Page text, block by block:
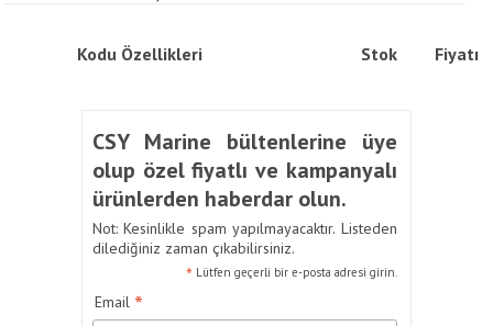
Kodu Özellikleri Stok Fiyatı
CSY Marine bültenlerine üye
olup özel fiyatlı ve kampanyalı
ürünlerden haberdar olun.
Not: Kesinlikle spam yapılmayacaktır. Listeden
dilediğiniz zaman çıkabilirsiniz.
* Lütfen geçerli bir e-posta adresi girin.
Email *